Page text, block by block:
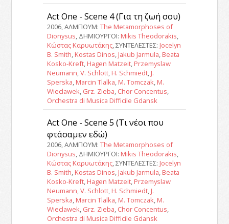
Act One - Scene 4 (Για τη ζωή σου)
2006, ΑΛΜΠΟΥΜ: The Metamorphoses of
Dionysus, ΔΗΜΙΟΥΡΓΟΙ: Mikis Theodorakis,
Κώστας Καρυωτάκης, ΣΥΝΤΕΛΕΣΤΕΣ: Jocelyn
B. Smith, Kostas Dinos, Jakub Jarmula, Beata
Kosko-Kreft, Hagen Matzeit, Przemyslaw
Neumann,V. Schlott, H. Schmiedt, J.
Sperska, Marcin Tlalka, M. Tomczak, M.
Wieclawek, Grz. Zieba, Chor Concentus,
Orchestra di Musica Difficile Gdansk
Act One - Scene 5 (Τι νέοι που
φτάσαμεν εδώ)
2006, ΑΛΜΠΟΥΜ: The Metamorphoses of
Dionysus, ΔΗΜΙΟΥΡΓΟΙ: Mikis Theodorakis,
Κώστας Καρυωτάκης, ΣΥΝΤΕΛΕΣΤΕΣ: Jocelyn
B. Smith, Kostas Dinos, Jakub Jarmula, Beata
Kosko-Kreft, Hagen Matzeit, Przemyslaw
Neumann,V. Schlott, H. Schmiedt, J.
Sperska, Marcin Tlalka, M. Tomczak, M.
Wieclawek, Grz. Zieba, Chor Concentus,
Orchestra di Musica Difficile Gdansk